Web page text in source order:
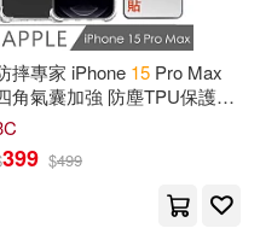
試用書編
摔專家 iPhone 15 Pro Max
角氣囊加強 防塵TPU保護殼
組
399 $499